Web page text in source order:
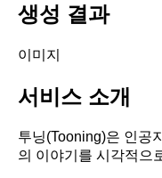
생성 결과
이미지
서비스 소개
투닝(Tooning)은 인공
의 이야기를 시각적으